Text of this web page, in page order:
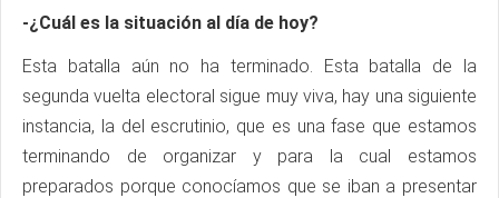
-¿Cuál es la situación al día de hoy?
Esta batalla aún no ha terminado. Esta batalla de la
segunda vuelta electoral sigue muy viva, hay una siguiente
instancia, la del escrutinio, que es una fase que estamos
terminando de organizar y para la cual estamos
preparados porque conocíamos que se iban a presentar